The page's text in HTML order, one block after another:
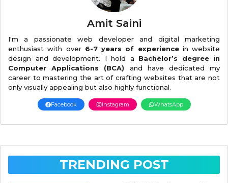
Amit Saini
I'm a passionate web developer and digital marketing
enthusiast with over 6-7 years of experiencein website
design and development. I hold a Bachelor’s degree in
Computer Applications (BCA) and have dedicated my
career to mastering the art of crafting websites that are not
only visually appealing but also highly functional.
Facebook Instagram WhatsApp
TRENDING POST